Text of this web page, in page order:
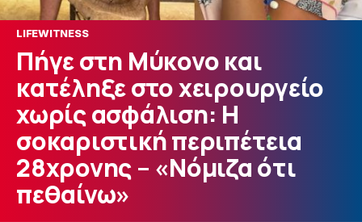
LIFEWITNESS
Πήγε στη Μύκονο και
κατέληξε στο χειρουργείο
χωρίς ασφάλιση: Η
σοκαριστική περιπέτεια
28χρονης – «Νόμιζα ότι
πεθαίνω»